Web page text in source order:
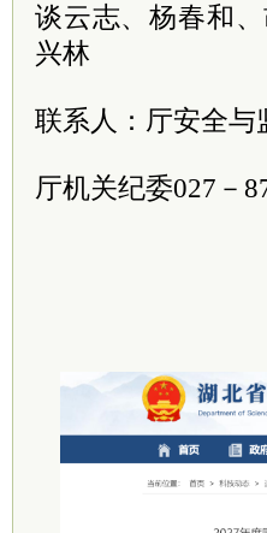
谈云志、杨春和
兴林
联系人：厅安全
厅机关纪委027－